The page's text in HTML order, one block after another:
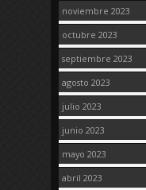
noviembre 2023
octubre 2023
septiembre 2023
agosto 2023
julio 2023
junio 2023
mayo 2023
abril 2023